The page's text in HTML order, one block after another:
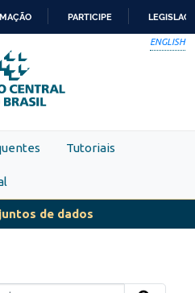
PARA
O
CONTEÚDO
PARTICIPE
ENGLISH
Tutoriais
de dados